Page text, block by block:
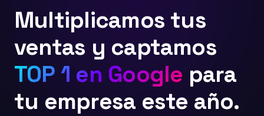
Multiplicamos tus
ventas y captamos
TOP 1 en Gpara tu
empresa este año.